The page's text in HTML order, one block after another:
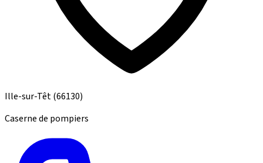
Ille-sur-Têt(66130)
Caserne de pompiers